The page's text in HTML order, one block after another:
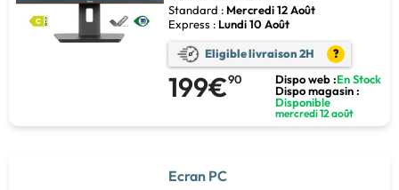
Standard : Mercredi 12 Août
Express : Lundi 10 Août
Eligible livraison 2H ?
199€90 Dispo web :En Stock
Dispo magasin :
Disponible
mercredi 12 août
Ecran PC